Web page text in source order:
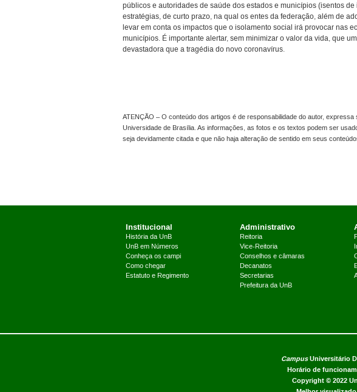
públicos e autoridades de saúde dos estados e municípios (isentos
estratégias, de curto prazo, na qual os entes da federação, além de
levar em conta os impactos que o isolamento social irá provocar nas
municípios. É importante alertar, sem minimizar o valor da vida, que
devastadora que a tragédia do novo coronavírus.
ATENÇÃO – O conteúdo dos artigos é de responsabilidade do autor,
Universidade de Brasília. As informações, as fotos e os textos podem ser
seja devidamente citada e que não haja alteração de sentido em seus
Institucional
História da UnB
UnB em Números
Conheça os campi
Como chegar
Estatuto e Regimento
Administrativo
Reitoria
Vice-Reitoria
Conselhos e câmaras
Decanatos
Secretarias
Prefeitura da UnB
CampusUniversitário
Horário de
Copyright © 2022